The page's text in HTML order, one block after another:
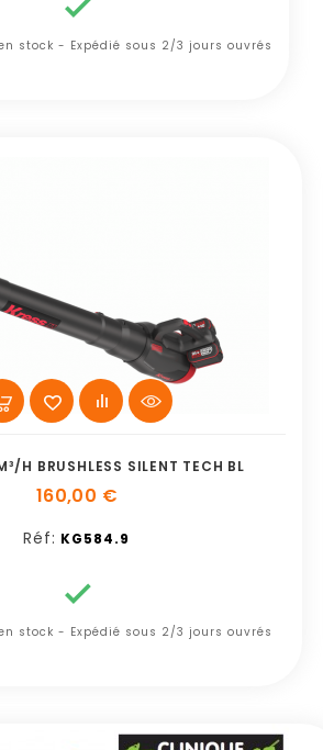

stock - Expédié sous 2/3 jours ouvrés
H BRUSHLESS SILENT TECH BL
160,00 €
Réf: KG584.9

stock - Expédié sous 2/3 jours ouvrés